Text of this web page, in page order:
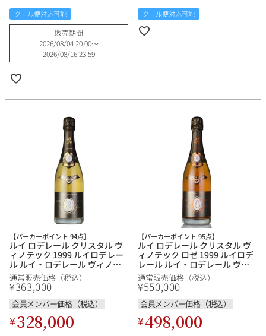
クール便対応可能
販売期間
2026/08/04 20:00〜
2026/08/16 23:59
クール便対応可能
【パーカーポイント 94点】
ルイ ロデレール クリスタル ヴ
ィノテック 1999 ルイロデレー
ル ルイ・ロデレール ヴィノテ
ーク Louis Roederer Cristal
Vinotheque フランス シャンパ
ン シャンパーニュ
通常販売価格（税込）
¥363,000
会員メンバー価格（税込）
¥328,000
【パーカーポイント 95点】
ルイ ロデレール クリスタル ヴ
ィノテック ロゼ 1999 ルイロデ
レール ルイ・ロデレール ヴィ
ノテーク Louis Roederer
Cristal Vinotheque Rose フラ
ンス シャンパン シャンパーニ
ュ
通常販売価格（税込）
¥550,000
会員メンバー価格（税込）
¥498,000